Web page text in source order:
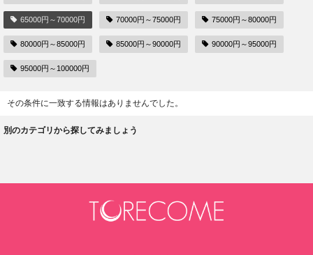
65000円～70000円 70000円～75000円 75000円～80000円
80000円～85000円 85000円～90000円 90000円～95000円
95000円～100000円
その条件に一致する情報はありませんでした。
別のカテゴリから探してみましょう